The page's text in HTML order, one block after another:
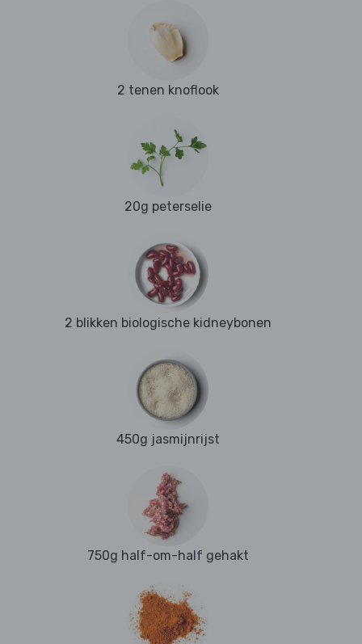
2 tenen knoflook
20g peterselie
2 blikken biologische kidneybonen
450g jasmijnrijst
750g half-om-half gehakt